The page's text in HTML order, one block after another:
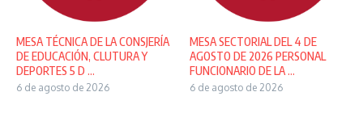
MESA TÉCNICA DE LA CONSJERÍA
DE EDUCACIÓN, CLUTURA Y
DEPORTES 5 D ...
6 de agosto de 2026
MESA SECTORIAL DEL 4 DE
AGOSTO DE 2026 PERSONAL
FUNCIONARIO DE LA ...
6 de agosto de 2026